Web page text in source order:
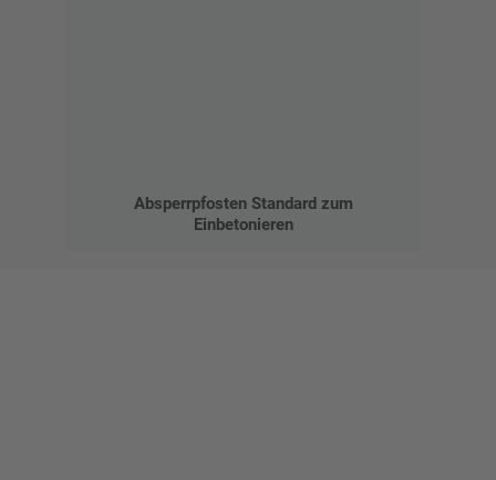
Absperrpfosten Standard zum
Einbetonieren